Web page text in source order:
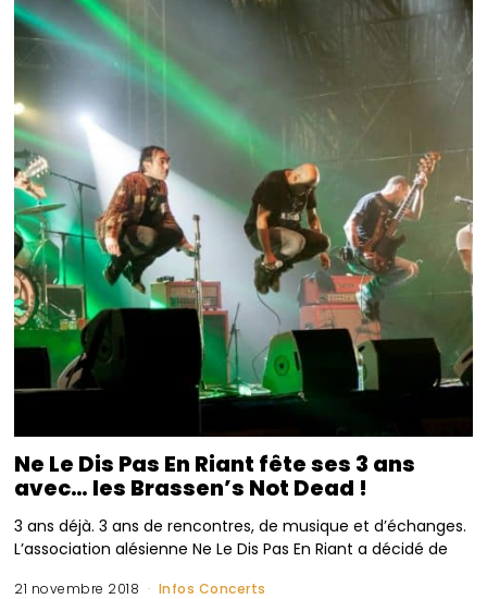
Ne Le Dis Pas En Riant fête ses 3 ans
avec… les Brassen’s Not Dead !
3 ans déjà. 3 ans de rencontres, de musique et d’échanges.
L’association alésienne Ne Le Dis Pas En Riant a décidé de
21 novembre 2018 Infos Concerts